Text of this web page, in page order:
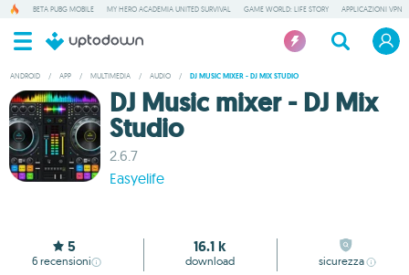
BETA PUBG MOBILE MY HERO ACADEMIA UNITED SURVIVAL GAME WORLD: LIFE STORY APPLICAZIONI VPN
ANDROID / APP / MULTIMEDIA / AUDIO / DJ MUSIC MIXER - DJ MIX STUDIO
DJ Music mixer - DJ Mix
Studio
2.6.7
Easyelife
5
6 recensioni
16.1 k
download sicurezza